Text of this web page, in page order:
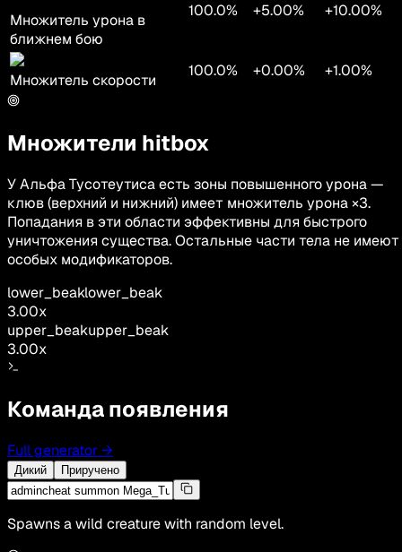
Множитель урона в
ближнем бою
100.0% +5.00% +10.00%
Множитель скорости
100.0% +0.00% +1.00%
Множители hitbox
У Альфа Тусотеутиса есть зоны повышенного урона —
клюв (верхний и нижний) имеет множитель урона ×3.
Попадания в эти области эффективны для быстрого
уничтожения существа. Остальные части тела не имеют
особых модификаторов.
lower_beaklower_beak
3.00x
upper_beakupper_beak
3.00x
Команда появления
Full generator→
Дикий Приручено
Spawns a wild creature with random level.